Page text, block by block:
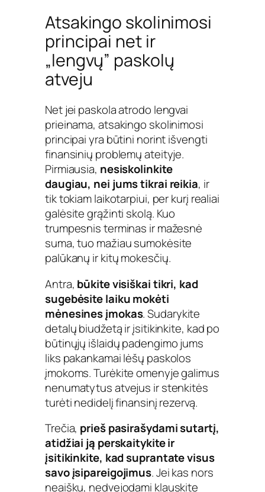
Atsakingo skolinimosi
principai net ir
„lengvų” paskolų
atveju
Net jei paskola atrodo lengvai
prieinama, atsakingo skolinimosi
principai yra būtini norint išvengti
finansinių problemų ateityje.
Pirmiausia, nesiskolinkite
daugiau, nei jums tikrai reikia, ir
tik tokiam laikotarpiui, per kurį realiai
galėsite grąžinti skolą. Kuo
trumpesnis terminas ir mažesnė
suma, tuo mažiau sumokėsite
palūkanų ir kitų mokesčių.
Antra, būkite visiškai tikri, kad
sugebėsite laiku mokėti
mėnesines įmokas. Sudarykite
detalų biudžetą ir įsitikinkite, kad po
būtinųjų išlaidų padengimo jums
liks pakankamai lėšų paskolos
įmokoms. Turėkite omenyje galimus
nenumatytus atvejus ir stenkitės
turėti nedidelį finansinį rezervą.
Trečia, prieš pasirašydami sutartį,
atidžiai ją perskaitykite ir
įsitikinkite, kad suprantate visus
savo įsipareigojimus. Jei kas nors
neaišku, nedvejodami klauskite